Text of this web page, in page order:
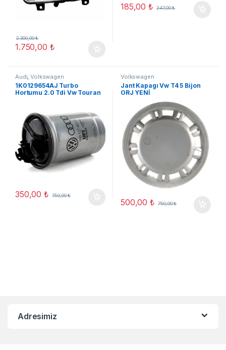
1.750,00 ₺
2.300,00₺
185,00₺ 247,00₺
Audi ,Volkswagen
1K0129654AJ Turbo
Hortumu 2.0 Tdi Vw Touran
350,00₺ 750,00₺
Volkswagen
Jant Kapagı Vw T4 5 Bijon
ORJ YENİ
500,00₺ 750,00₺
Adresimiz